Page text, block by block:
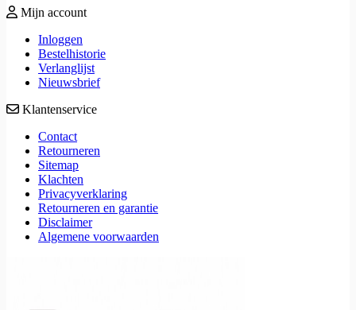
Mijn account
Inloggen
Bestelhistorie
Verlanglijst
Nieuwsbrief
Klantenservice
Contact
Retourneren
Sitemap
Klachten
Privacyverklaring
Retourneren en garantie
Disclaimer
Algemene voorwaarden